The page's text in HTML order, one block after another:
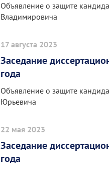
Объявление о защите
Владимировича
17 августа 2023
Заседание
года
Объявление о защите
Юрьевича
22 мая 2023
Заседание
года